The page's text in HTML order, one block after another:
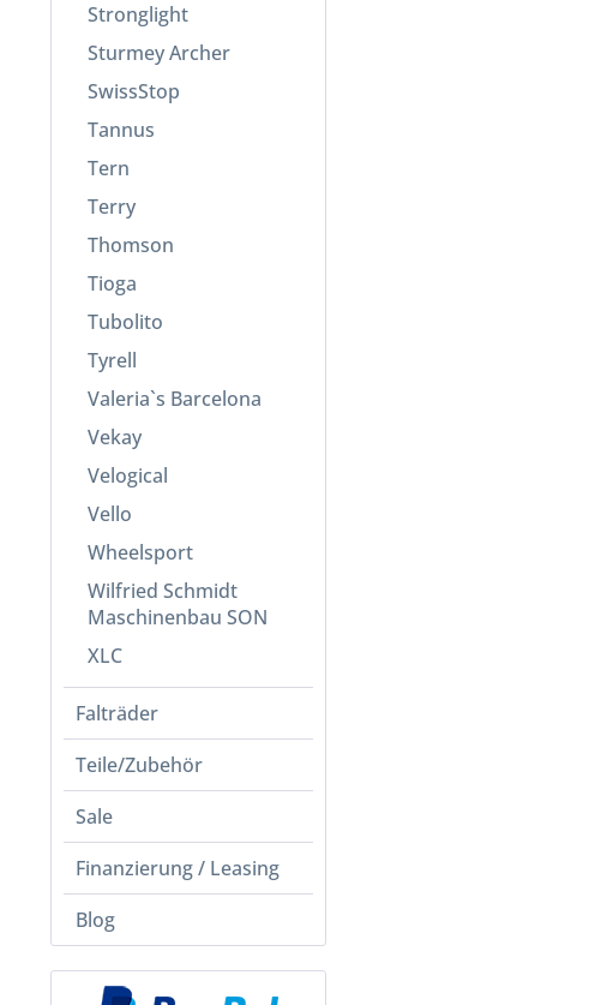
Stronglight
Sturmey Archer
SwissStop
Tannus
Tern
Terry
Thomson
Tioga
Tubolito
Tyrell
Valeria`s Barcelona
Vekay
Velogical
Vello
Wheelsport
Wilfried Schmidt
Maschinenbau SON
XLC
Falträder
Teile/Zubehör
Sale
Finanzierung / Leasing
Blog